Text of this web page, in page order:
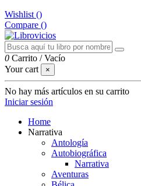
Wishlist ()
Compare ()
0 Carrito /Vacío
Your cart
×
No hay más artículos en su carrito
Iniciar sesión
Home
Narrativa
Antología
Autobiográfica
Narrativa
Aventuras